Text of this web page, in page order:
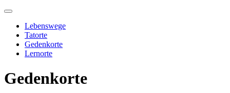
Skip
contentLebenswege
Tatorte
Gedenkorte
Lernorte
Gedenkorte